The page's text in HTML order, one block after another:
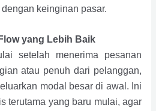
keinginan pasar.
yang Lebih Baik
setelah menerima pesanan
atau penuh dari pelanggan,
modal besar di awal. Ini
terutama yang baru mulai, agar